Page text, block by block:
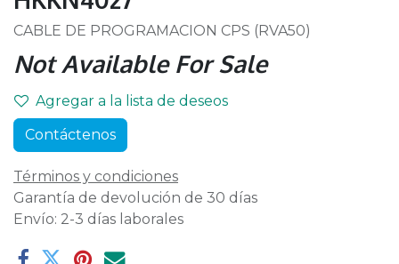
CABLE DE PROGRAMACION CPS (RVA50)
Not Available For Sale
Agregar a la lista de deseos
Contáctenos
Términos y condiciones
Garantía de devolución de 30 días
Envío: 2-3 días laborales